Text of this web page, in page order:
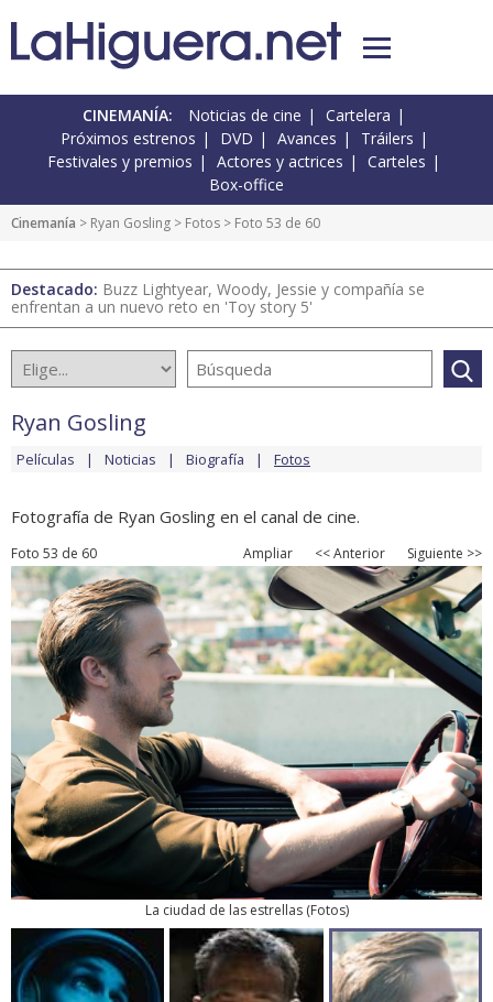
CINEMANÍA: Noticias de cine
Cartelera
Próximos estrenos
DVD Avances
Tráilers
Festivales y premios
Actores y actrices
Carteles
Box-office
Cinemanía > Ryan Gosling > Fotos > Foto 53 de 60
Destacado: Buzz Lightyear, Woody, Jessie y compañía se
enfrentan a un nuevo reto en 'Toy story 5'
Ryan Gosling
Películas Noticias Biografía Fotos
Fotografía de Ryan Gosling en el canal de cine.
Foto 53 de 60 Ampliar << Anterior Siguiente >>
La ciudad de las estrellas(Fotos)